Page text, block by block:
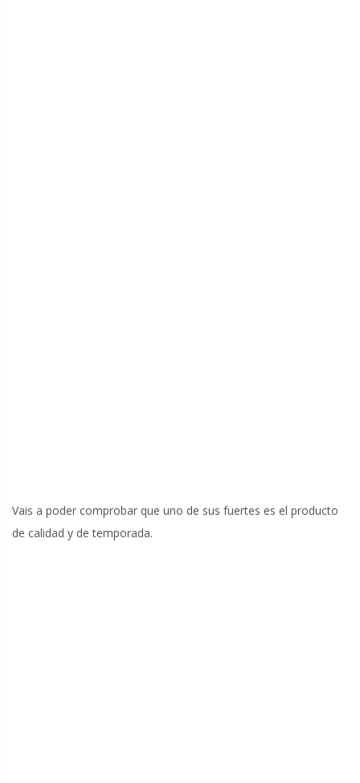
Vais a poder comprobar que uno de sus fuertes es el producto
de calidad y de temporada.